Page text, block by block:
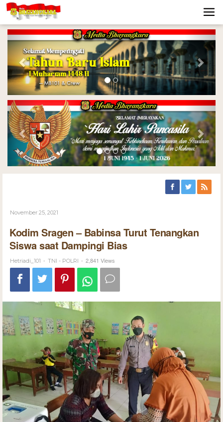
Previous Next
Previous Next
November 25, 2021
Kodim Sragen – Babinsa Turut Tenangkan
Siswa saat Dampingi Bias
Hetriadi_101 - TNI - POLRI - 2,841 Views